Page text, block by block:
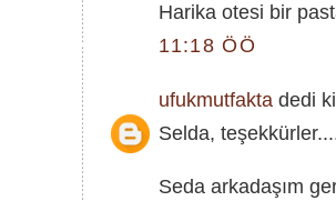
Harika otesi bir
11:18 ÖÖ
ufukmutfakta dedi
Selda,
Seda arkadaşım